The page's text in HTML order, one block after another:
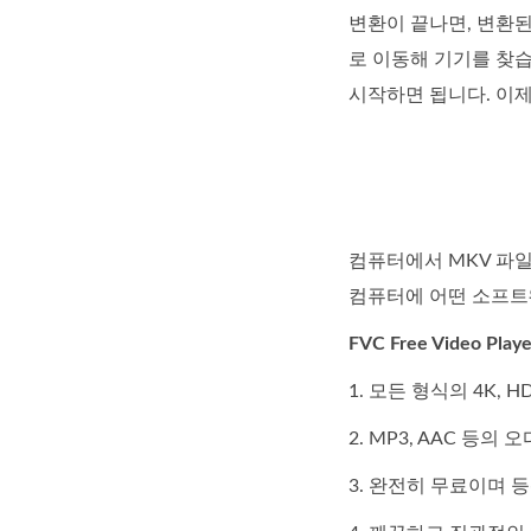
변환이 끝나면, 변환
로 이동해 기기를 찾
시작하면 됩니다. 이
컴퓨터에서 MKV 파
컴퓨터에 어떤 소프
FVC Free Video
1. 모든 형식의 4K,
2. MP3, AAC 등의 오
3. 완전히 무료이며